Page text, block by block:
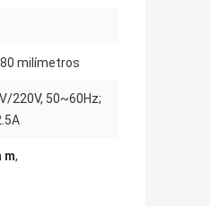
milímetros
220V, 50~60Hz;
m,